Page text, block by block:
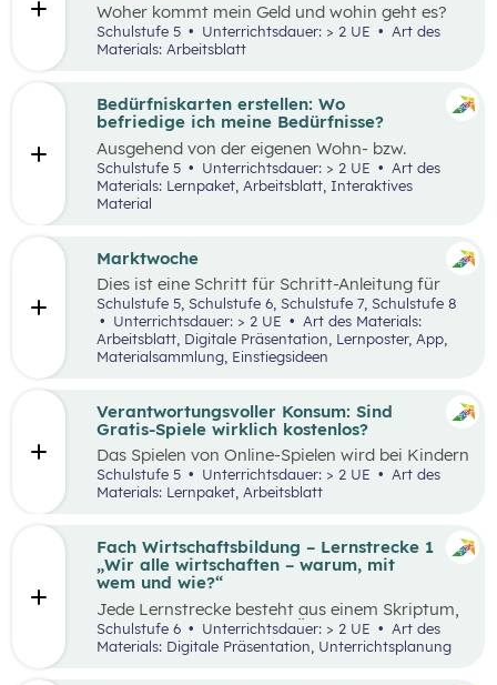
Bedürfniskarten erstellen: Wo
befriedige ich meine Bedürfnisse?
Ausgehend von der eigenen Wohn- bzw.
Schulortgemeinde sollen die Schüler:innen ihre
Umgebung analysieren und eine eigene
Bedürfniskarte (mit Scribble Maps) erstellen
befriedige ich meine Bedürfnisse?“ Der Fokus
Bedürfnisbefriedigung durch Unternehmen.
Schulstufe 5 Unterrichtsdauer: > 2 UE
Materials: Lernpaket, Arbeitsblatt, Interaktives
Material
Woher kommt mein Geld und wohin geht es?
Was ist ein Haushaltsbuch und wofür brauche
ich es? Geld ist im Alltag vieler Mensch präsent
Schüler:innen an das Thema Geld herangeführt
werden.
Schulstufe 5 Unterrichtsdauer: > 2 UE
Art des
Materials: Arbeitsblatt
Verantwortungsvoller Konsum: Sind
Gratis-Spiele wirklich kostenlos?
Das Spielen von Online-Spielen wird bei Kindern
und Jugendlichen immer beliebter. Während
Spielen viele Vorteile mit sich bringt, ist es
aufmerksam zu machen. Das vorliegende Lehr-
und Lernmaterial setzt sich aus zwei
aufeinander aufbauenden Teilen zusammen, die
abgehandelt werden können.
Schulstufe 5 Unterrichtsdauer: > 2 UE
Art des
Materials: Lernpaket, Arbeitsblatt
Fach Wirtschaftsbildung – Lernstrecke 1
„Wir alle wirtschaften – warum, mit
wem und wie?“
Jede Lernstrecke besteht aus einem Skriptum,
welches dazu dient einen Überblick über die
jeweilige Lernstrecke zu erhalten. Mit
dem eigenen Unterrichtsgegenstand
Schulstufe 6 Unterrichtsdauer: > 2 UE
Materials: Digitale Präsentation, Unterrichtsplanung
Marktwoche
Dies ist eine Schritt für Schritt-Anleitung für
Lehrer:innen, die mit Jugendlichen ein echtes
Verkaufserlebnis organisieren wollen: Vom
Einstieg(Was haben Jugendliche erfunden?)
überZiele setzen bis hin zum gesamten Design
Thinking-Prozess
Preis berechnen
beschrieben. Tipps und Tricks rund um den
Markt-Tag selbst, sowie ein Vorschlag, wie das
Erlebnis gefeiert und präsentiert werden kann,
sind ebenfalls enthalten.
Schulstufe 5, Schulstufe 6, Schulstufe 7, Schulstufe 8
Unterrichtsdauer: > 2 UE
Arbeitsblatt, Digitale Präsentation, Lernposter, App,
Materialsammlung, Einstiegsideen